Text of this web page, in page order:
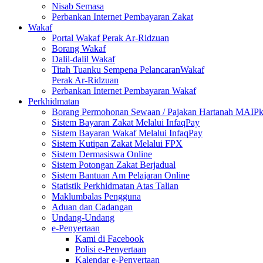
Nisab Semasa
Perbankan Internet Pembayaran Zakat
Wakaf
Portal Wakaf Perak Ar-Ridzuan
Borang Wakaf
Dalil-dalil Wakaf
Titah Tuanku Sempena PelancaranWakaf
Perak Ar-Ridzuan
Perbankan Internet Pembayaran Wakaf
Perkhidmatan
Borang Permohonan Sewaan / Pajakan Hartanah MAIPk
Sistem Bayaran Zakat Melalui InfaqPay
Sistem Bayaran Wakaf Melalui InfaqPay
Sistem Kutipan Zakat Melalui FPX
Sistem Dermasiswa Online
Sistem Potongan Zakat Berjadual
Sistem Bantuan Am Pelajaran Online
Statistik Perkhidmatan Atas Talian
Maklumbalas Pengguna
Aduan dan Cadangan
Undang-Undang
e-Penyertaan
Kami di Facebook
Polisi e-Penyertaan
Kalendar e-Penyertaan